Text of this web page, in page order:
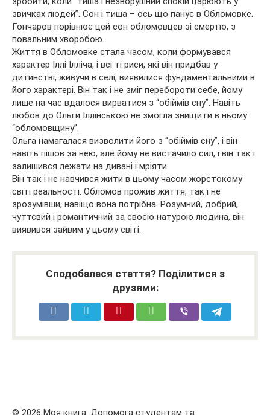
звичках людей”. Сон і тиша – ось що панує в Обломовке.
Гончаров порівнює цей сон обломовцев зі смертю, з
повальним хворобою.
Життя в Обломовке стала часом, коли формувався
характер Іллі Ілліча, і всі ті риси, які він придбав у
дитинстві, живучи в селі, виявилися фундаментальними в
його характері. Він так і не зміг перебороти себе, йому
лише на час вдалося вирватися з “обіймів сну”. Навіть
любов до Ольги Іллінською не змогла знищити в ньому
“обломовщину”.
Ольга намагалася визволити його з “обіймів сну”, і він
навіть пішов за нею, але йому не вистачило сил, і він так і
залишився лежати на дивані і мріяти.
Він так і не навчився жити в цьому часом жорстокому
світі реальності. Обломов прожив життя, так і не
зрозумівши, навіщо вона потрібна. Розумний, добрий,
чуттєвий і романтичний за своєю натурою людина, він
виявився зайвим у цьому світі.
Сподобалася стаття? Поділитися з
друзями:
© 2026 Моя книга: Допомога студентам та